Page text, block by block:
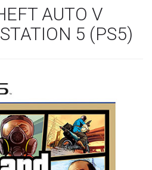
AUTO V
5 (PS5)